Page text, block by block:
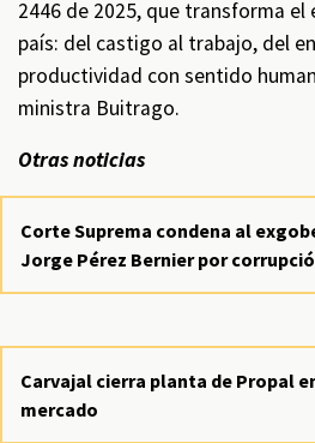
2446 de 2025, que transforma
país: del castigo al trabajo, del
productividad con sentido
ministra Buitrago.
Otras noticias
Corte Suprema condena al
Jorge Pérez Bernier por
Carvajal cierra planta de Propal
mercado